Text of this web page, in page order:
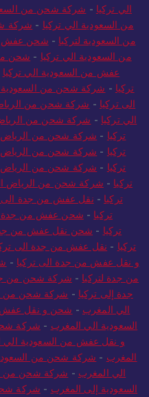
الي تركيا - شركة شحن من
من السعودية الي تركيا - شركة
من السعودية لتركيا - شحن عفش
من السعودية الي تركيا - شحن
عفش من السعودية الي تركيا
تركيا - شركة شحن من السعودية
الى تركيا - شركة شحن من
الي تركيا - شركة شحن من الرياض
تركيا - شركة شحن من الرياض
تركيا - شركة شحن من الرياض
تركيا - شركة شحن من الرياض
تركيا - شركة شحن من الرياض
تركيا - نقل عفش من جدة الى
تركيا - شحن عفش من جدة
تركيا - شحن نقل عفش من جدة
تركيا - نقل عفش من جدة الى
و نقل عفش من جدة الى تركيا -
من جدة لتركيا - شركة شحن من
جدة إلى تركيا - شركة شحن من
الي المغرب - شحن و نقل عفش
السعودية الي المغرب - شركة
و نقل عفش من السعودية الي
المغرب - شركة شحن من
الي المغرب - شركة شحن من
السعودية إلى المغرب - شركة